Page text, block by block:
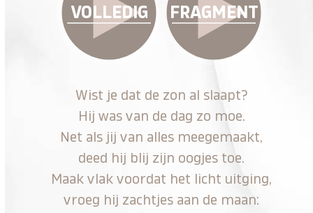
VOLLEDIG FRAGMENT
Wist je dat de zon al slaapt?
Hij was van de dag zo moe.
Net als jij van alles meegemaakt,
deed hij blij zijn oogjes toe.
Maak vlak voordat het licht uitging,
vroeg hij zachtjes aan de maan: